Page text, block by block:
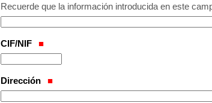
Recuerde que la información introducida en este
CIF/NIF
Dirección